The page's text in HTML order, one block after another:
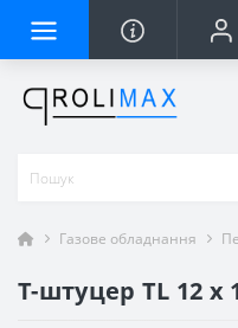
Газове обладнання
T-штуцер TL 12 x